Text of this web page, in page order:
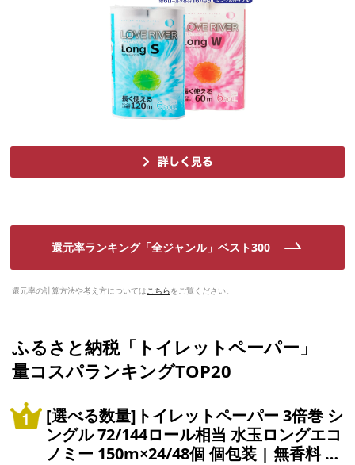
還元率ランキング「全ジャンル」ベスト300
還元率の計算方法や考え方についてはこちらをご覧ください。
ふるさと納税「トイレットペーパー」
量コスパランキングTOP20
[選べる数量]トイレットペーパー 3倍巻 シ
ングル 72/144ロール相当 水玉ロングエコ
ノミー 150m×24/48個 個包装 | 無香料 ま